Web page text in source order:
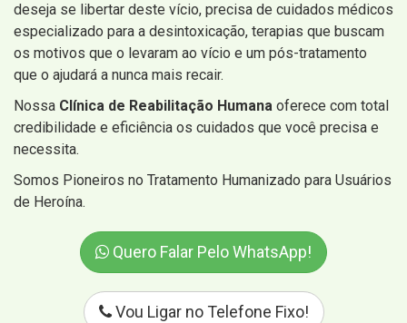
deseja se libertar deste vício, precisa de cuidados médicos
especializado para a desintoxicação, terapias que buscam
os motivos que o levaram ao vício e um pós-tratamento
que o ajudará a nunca mais recair.
Nossa Clínica de Reabilitação Humana oferece com total
credibilidade e eficiência os cuidados que você precisa e
necessita.
Somos Pioneiros no Tratamento Humanizado para Usuários
de Heroína.
Quero Falar Pelo WhatsApp!
Vou Ligar no Telefone Fixo!